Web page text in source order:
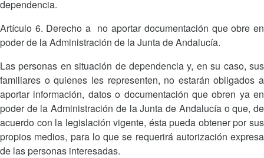
dependencia.
Artículo 6. Derecho a no aportar documentación que obre en
poder de la Administración de la Junta de Andalucía.
Las personas en situación de dependencia y, en su caso, sus
familiares o quienes les representen, no estarán obligados a
aportar información, datos o documentación que obren ya en
poder de la Administración de la Junta de Andalucía o que, de
acuerdo con la legislación vigente, ésta pueda obtener por sus
propios medios, para lo que se requerirá autorización expresa
de las personas interesadas.